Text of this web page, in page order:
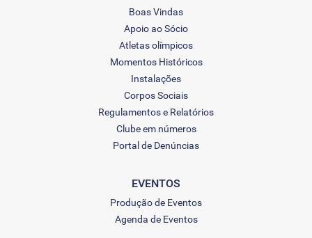
Boas Vindas
Apoio ao Sócio
Atletas olímpicos
Momentos Históricos
Instalações
Corpos Sociais
Regulamentos e Relatórios
Clube em números
Portal de Denúncias
EVENTOS
Produção de Eventos
Agenda de Eventos